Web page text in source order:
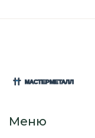
Меню